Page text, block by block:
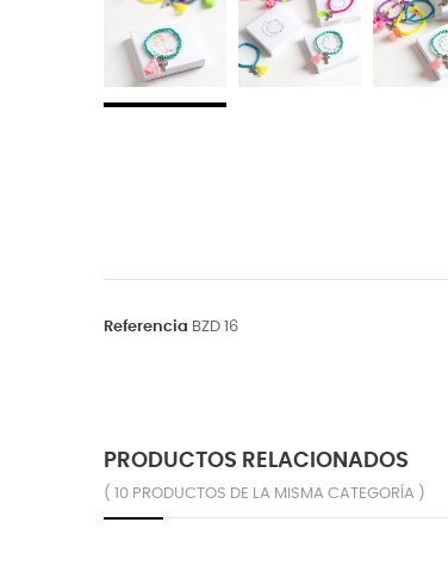
Referencia BZD 16
PRODUCTOS RELACIONADOS
( 10 PRODUCTOS DE LA MISMA CATEGORÍA )